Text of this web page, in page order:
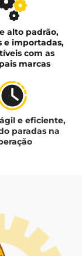
alto padrão,
e importadas,
com as
marcas
e eficiente,
paradas na